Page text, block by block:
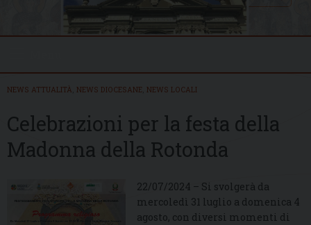
NEWS ATTUALITÀ NEWS DIOCESANE NEWS LOCALI
Celebrazioni per la festa della
Madonna della Rotonda
22/07/2024 – Si svolgerà da
mercoledì 31 luglio a domenica 4
agosto, con diversi momenti di